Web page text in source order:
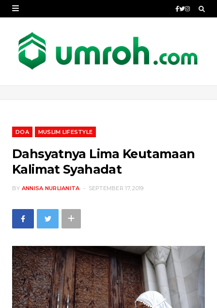
DOA MUSLIM LIFESTYLE
Dahsyatnya Lima Keutamaan
Kalimat Syahadat
BY ANNISA NURLIANITA SEPTEMBER 17, 2019